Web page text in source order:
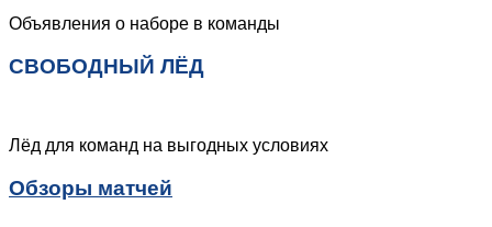
Объявления о наборе в команды
СВОБОДНЫЙ ЛЁД
Лёд для команд на выгодных условиях
Обзоры матчей